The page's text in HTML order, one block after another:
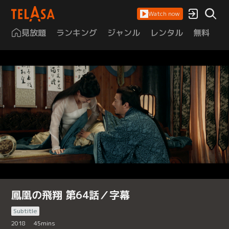
Watch now
見放題 ランキング ジャンル レンタル 無料
鳳凰の飛翔 第64話／字幕
Subtitle
2018
45mins